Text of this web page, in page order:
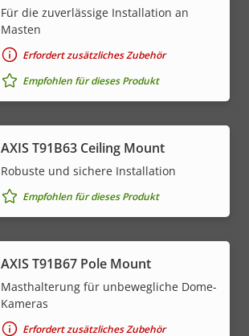
Für die zuverlässige Installation an
Masten
Erfordert zusätzliches Zubehör
Empfohlen für dieses Produkt
AXIS T91B63 Ceiling Mount
Robuste und sichere Installation
Empfohlen für dieses Produkt
AXIS T91B67 Pole Mount
Masthalterung für unbewegliche Dome-
Kameras
Erfordert zusätzliches Zubehör